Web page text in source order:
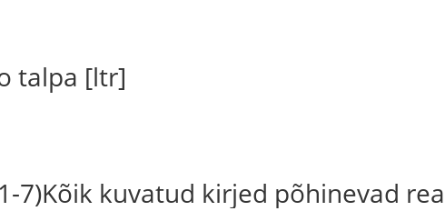
talpa [ltr]
7)Kõik kuvatud kirjed põhinevad